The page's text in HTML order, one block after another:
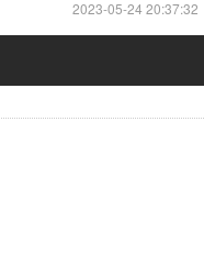
2023-05-24 20:37:32